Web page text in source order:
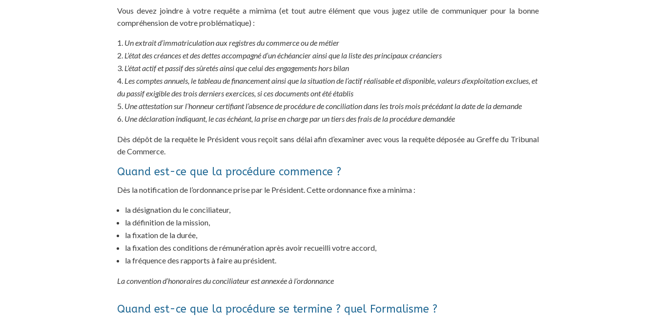
Vous devez joindre à votre requête a mimima (et tout autre élément que vous jugez utile de communiquer pour la bonne
compréhension de votre problématique) :
Un extrait d’immatriculation aux registres du commerce ou de métier
L’état des créances et des dettes accompagné d’un échéancier ainsi que la liste des principaux créanciers
L’état actif et passif des sûretés ainsi que celui des engagements hors bilan
Les comptes annuels, le tableau de financement ainsi que la situation de l’actif réalisable et disponible, valeurs d’exploitation exclues, et
du passif exigible des trois derniers exercices, si ces documents ont été établis
Une attestation sur l’honneur certifiant l’absence de procédure de conciliation dans les trois mois précédant la date de la demande
Une déclaration indiquant, le cas échéant, la prise en charge par un tiers des frais de la procédure demandée
Dès dépôt de la requête le Président vous reçoit sans délai afin d’examiner avec vous la requête déposée au Greffe du Tribunal
de Commerce.
Quand est-ce que la procédure commence ?
Dès la notification de l’ordonnance prise par le Président. Cette ordonnance fixe a minima :
la désignation du le conciliateur,
la définition de la mission,
la fixation de la durée,
la fixation des conditions de rémunération après avoir recueilli votre accord,
la fréquence des rapports à faire au président.
La convention d’honoraires du conciliateur est annexée à l’ordonnance
Quand est-ce que la procédure se termine ? quel Formalisme ?